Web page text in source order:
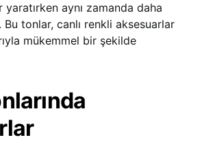
aynı zamanda daha
Bu tonlar, canlı renkli aksesuarlar
mükemmel bir şekilde